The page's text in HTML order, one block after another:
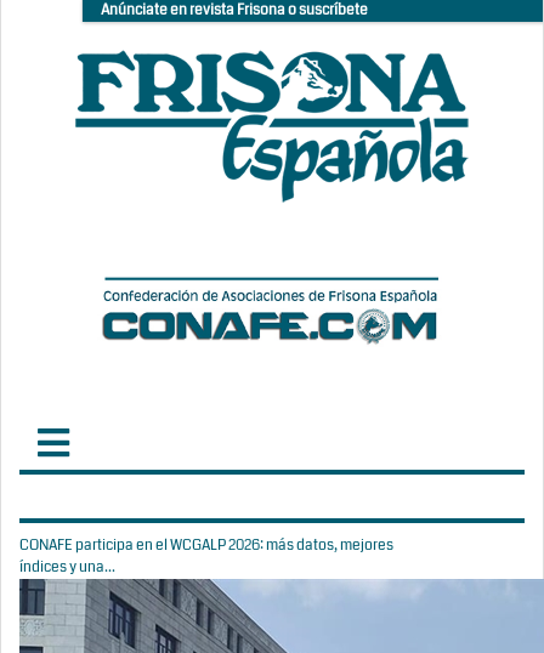
Anúnciate en revista Frisona o suscríbete
CONAFE participa en el WCGALP 2026: más datos, mejores
índices y una...